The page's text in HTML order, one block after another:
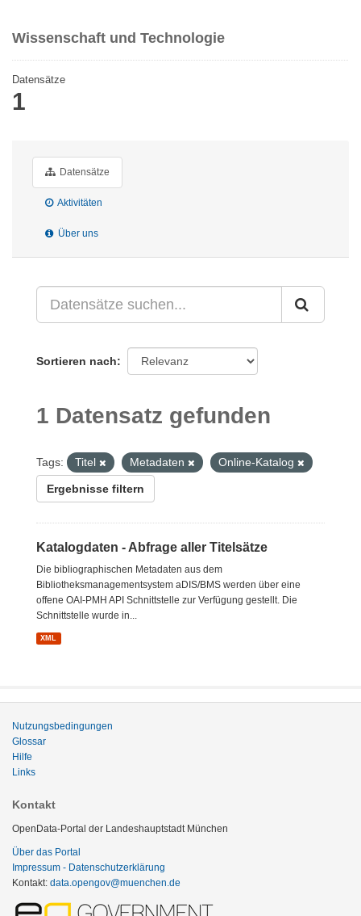
Wissenschaft und Technologie
Datensätze
1
Datensätze
Aktivitäten
Über uns
Sortieren nach
1 Datensatz gefunden
Tags: Titel Metadaten Online-Katalog
Ergebnisse filtern
Katalogdaten - Abfrage aller Titelsätze
Die bibliographischen Metadaten aus dem
Bibliotheksmanagementsystem aDIS/BMS werden über eine
offene OAI-PMH API Schnittstelle zur Verfügung gestellt. Die
Schnittstelle wurde in...
XML
Nutzungsbedingungen
Glossar
Hilfe
Links
Kontakt
OpenData-Portal der Landeshauptstadt München
Über das Portal
Impressum - Datenschutzerklärung
Kontakt: data.opengov@muenchen.de